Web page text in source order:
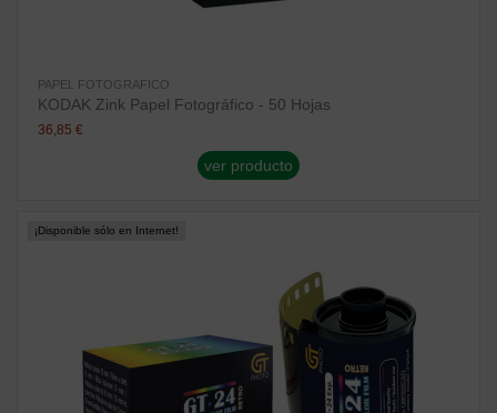
PAPEL FOTOGRAFICO
KODAK Zink Papel Fotográfico - 50 Hojas
36,85 €
ver producto
¡Disponible sólo en Internet!